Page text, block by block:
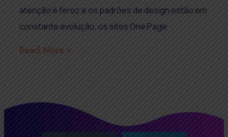
atenção é feroz e os padrões de design estão em
constante evolução, os sites One Page
Read More »